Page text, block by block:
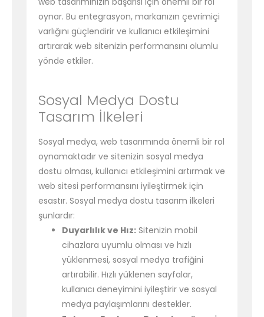
oynar. Bu entegrasyon, markanızın çevrimiçi
varlığını güçlendirir ve kullanıcı etkileşimini
artırarak web sitenizin performansını olumlu
yönde etkiler.
Sosyal Medya Dostu
Tasarım İlkeleri
Sosyal medya, web tasarımında önemli bir rol
oynamaktadır ve sitenizin sosyal medya
dostu olması, kullanıcı etkileşimini artırmak ve
web sitesi performansını iyileştirmek için
esastır. Sosyal medya dostu tasarım ilkeleri
şunlardır:
Duyarlılık ve Hız: Sitenizin mobil
cihazlara uyumlu olması ve hızlı
yüklenmesi, sosyal medya trafiğini
artırabilir. Hızlı yüklenen sayfalar,
kullanıcı deneyimini iyileştirir ve sosyal
medya paylaşımlarını destekler.